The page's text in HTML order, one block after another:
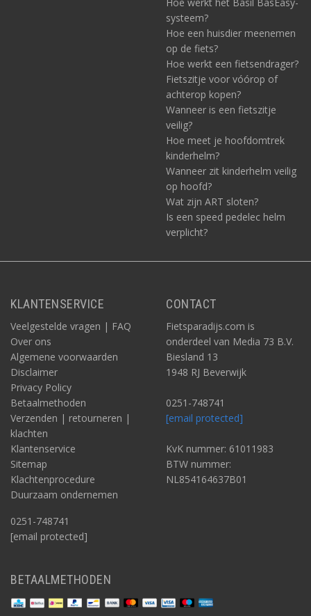
systeem?
Hoe een huisdier meenemen
op de fiets?
Hoe werkt een fietsendrager?
Fietszitje voor vóórop of
achterop kopen?
Wanneer is een fietszitje
veilig?
Hoe meet je hoofdomtrek
kinderhelm?
Wanneer zit kinderhelm veilig
op hoofd?
Wat zijn ART sloten?
Is een speed pedelec helm
verplicht?
KLANTENSERVICE
Veelgestelde vragen | FAQ
Over ons
Algemene voorwaarden
Disclaimer
Privacy Policy
Betaalmethoden
Verzenden | retourneren |
klachten
Klantenservice
Sitemap
Klachtenprocedure
Duurzaam ondernemen
0251-748741
[email protected]
CONTACT
Fietsparadijs.com is
onderdeel van Media 73 B.V.
Biesland 13
1948 RJ Beverwijk
0251-748741
[email protected]
KvK nummer: 61011983
BTW nummer:
NL854164637B01
BETAALMETHODEN